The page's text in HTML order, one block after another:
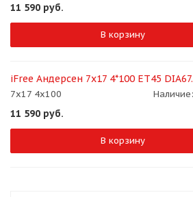
11 590 руб.
В корзину
iFree Андерсен 7x17 4*100 ET45
7x17 4x100 Наличие:
11 590 руб.
В корзину